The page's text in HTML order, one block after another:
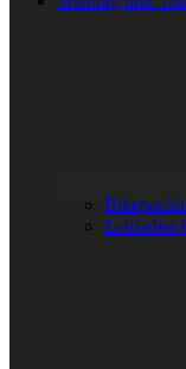
Leitfaden